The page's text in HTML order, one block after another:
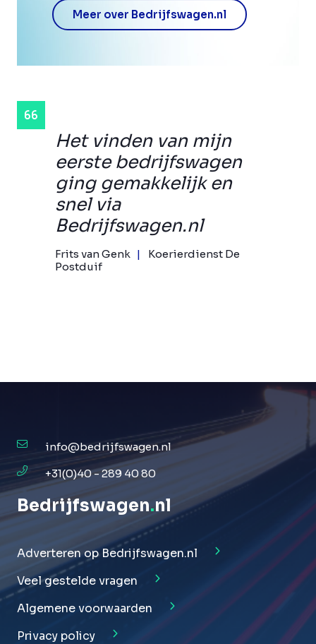
Het vinden van mijn
eerste bedrijfswagen
ging gemakkelijk en
snel via
Bedrijfswagen.nl
Frits van Genk
Koerierdienst De
Postduif
Meer over Bedrijfswagen.nl
info@bedrijfswagen.nl
+31(0)40 - 289 40 80
Bedrijfswagen.nl
Adverteren op Bedrijfswagen.nl
Veel gestelde vragen
Algemene voorwaarden
Privacy policy